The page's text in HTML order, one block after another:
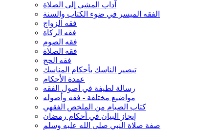
آداب المشي إلى الصلاة
الفقه الميسر في ضوء الكتاب والسنة
فقه الزواج
فقه الزكاة
فقه الصوم
فقه الصلاة
فقه الحج
تبصير الناسك بأحكام المناسك
عمدة الأحكام
رسالة لطيفة في أصول الفقه
مواضيع مختلفة - فقه وأصوله
كتاب الصيام من الملخص الفقهي
إيجاز البيان في أحكام رمضان
صفة صلاة النبي صلى الله عليه وسلم